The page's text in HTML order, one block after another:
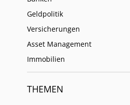
Geldpolitik
Versicherungen
Asset Management
Immobilien
THEMEN